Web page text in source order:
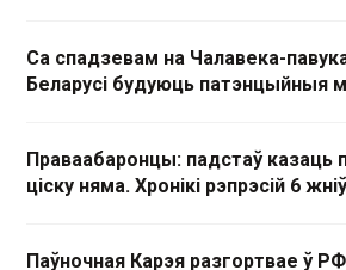
Са спадзевам на Чалавека-
Беларусі будуюць патэнцыйныя
Праваабаронцы: падстаў казаць
ціску няма. Хронікі рэпрэсій 6
Паўночная Карэя разгортвае ў